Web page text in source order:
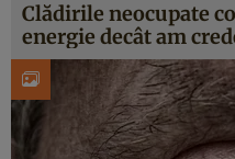
Clădirile neocupate
energie decât am